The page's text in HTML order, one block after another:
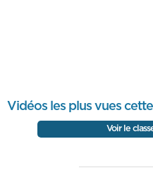
Vidéos les plus vues
Voir le